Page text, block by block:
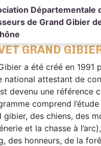
Départementale
de Grand Gibier
GRAND
a été créé en 1991
national attestant de
devenu une référence
comprend
gibier, des chiens, des
et la chasse à
des honneurs, de la